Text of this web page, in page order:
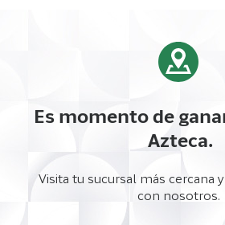
Es momento de
Azteca.
Visita tu sucursal más cercana
con nosotros.